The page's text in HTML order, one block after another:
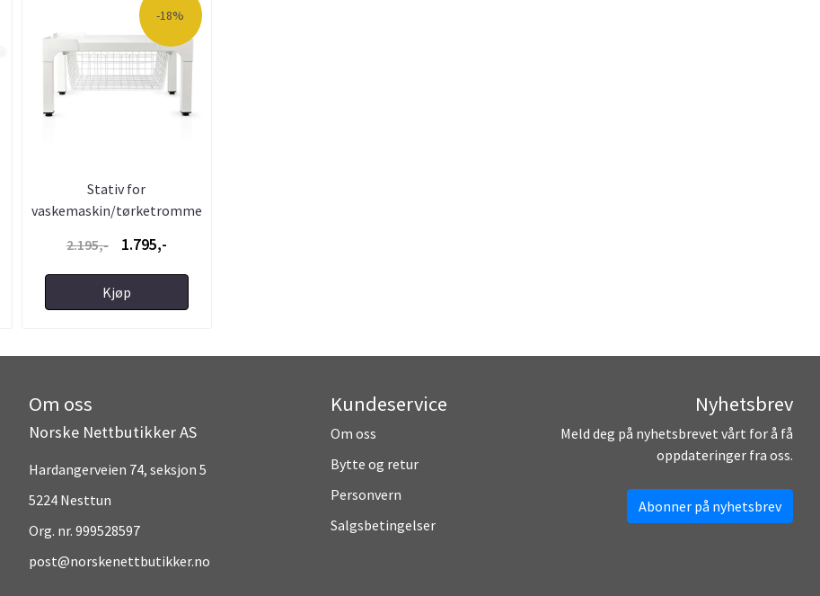
-18%
Stativ for
vaskemaskin/tørketrommel
2.195,- 1.795,-
Kjøp
Om oss
Norske Nettbutikker AS
Hardangerveien 74, seksjon 5
5224 Nesttun
Org. nr. 999528597
post@norskenettbutikker.no
Kundeservice
Om oss
Bytte og retur
Personvern
Salgsbetingelser
Nyhetsbrev
Meld deg på nyhetsbrevet vårt for å få
oppdateringer fra oss.
Abonner på nyhetsbrev